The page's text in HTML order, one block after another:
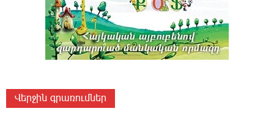
Վերջին գրառումներ